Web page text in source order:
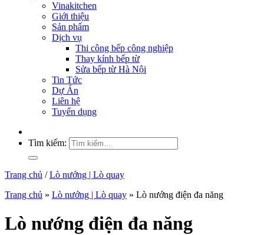
Vinakitchen
Giới thiệu
Sản phẩm
Dịch vụ
Thi công bếp công nghiệp
Thay kính bếp từ
Sửa bếp từ Hà Nội
Tin Tức
Dự Án
Liên hệ
Tuyển dụng
Tìm kiếm:
Trang chủ / Lò nướng | Lò quay
Trang chủ » Lò nướng | Lò quay » Lò nướng điện đa năng
Lò nướng điện đa năng